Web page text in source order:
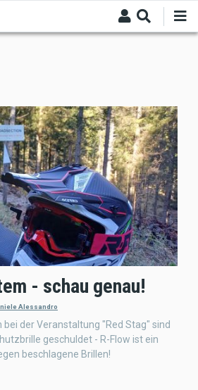
- schau genau!
Alessandro
bei der Veranstaltung "Red Stag" sind
geschuldet - R-Flow ist ein
beschlagene Brillen!